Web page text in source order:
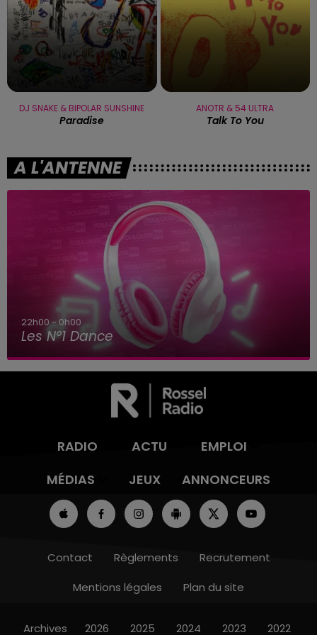
DJ SNAKE & BIPOLAR SUNSHINE
Paradise
ANOTR & 54 ULTRA
Talk To You
A L'ANTENNE
7h00 - 12h00
Le Plein de Hits
RADIO ACTU
EMPLOI
MÉDIAS
JEUX ANNONCEURS
Contact Règlements
Recrutement
Mentions légales
Plan du site
Archives 2026 2025 2024 2023 2022